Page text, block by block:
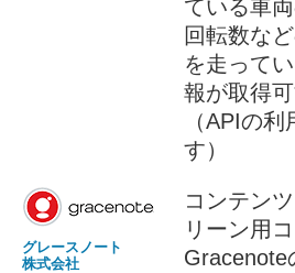
ている車
回転数な
を走って
報が取得
（APIの
す）
グレースノート
株式会社
コンテン
リーン用
Gracenote